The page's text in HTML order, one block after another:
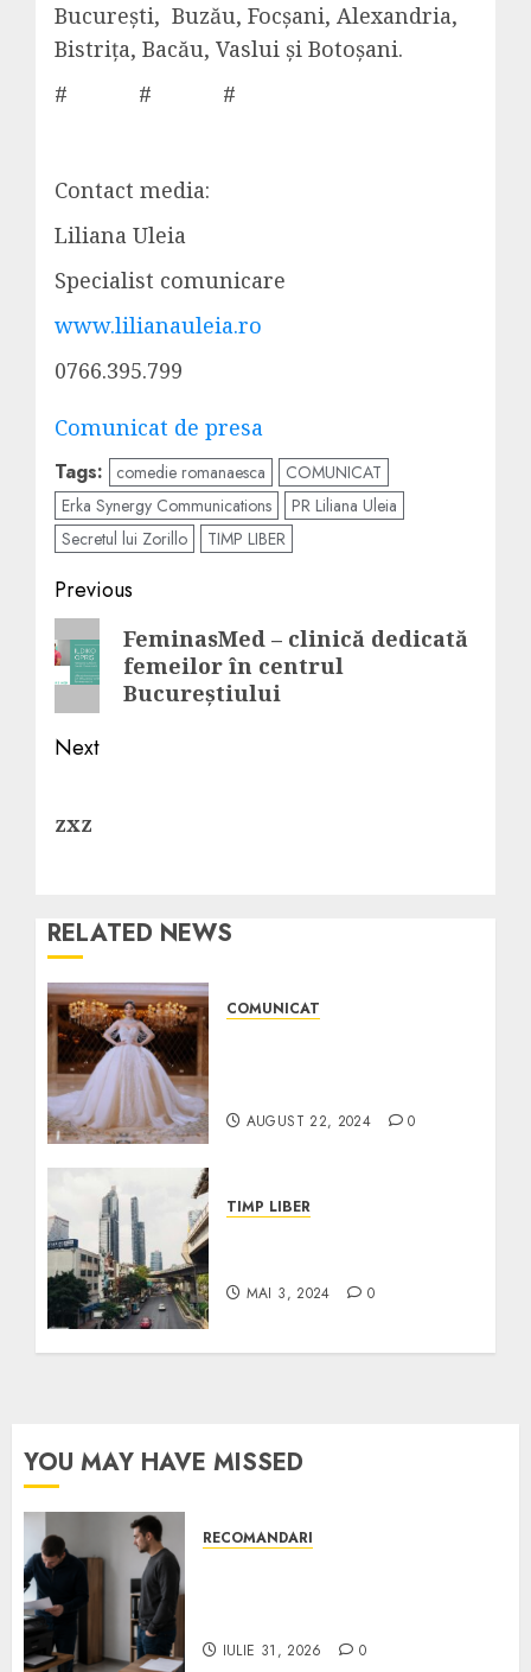
București, Buzău, Focșani, Alexandria,
Bistrița, Bacău, Vaslui și Botoșani.
# # #
Contact media:
Liliana Uleia
Specialist comunicare
www.lilianauleia.ro
0766.395.799
Post
navigation
Comunicat de presa
Tags: comedie romanaesca
COMUNICAT
Erka Synergy Communications
PR Liliana Uleia
Secretul lui Zorillo
TIMP LIBER
Post
navigation
Previous
Previous
post:
FeminasMed – clinică dedicată
femeilor în centrul
Bucureștiului
Next
post:
zxz
RELATED NEWS
COMUNICAT
AUGUST 22, 2024 0
TIMP LIBER
MAI 3, 2024 0
YOU MAY HAVE MISSED
RECOMANDARI
IULIE 31, 2026 0